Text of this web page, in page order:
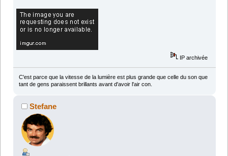
IP archivée
C'est parce que la vitesse de la lumière est plus grande que celle du son que
tant de gens paraissent brillants avant d'avoir l'air con.
Stefane